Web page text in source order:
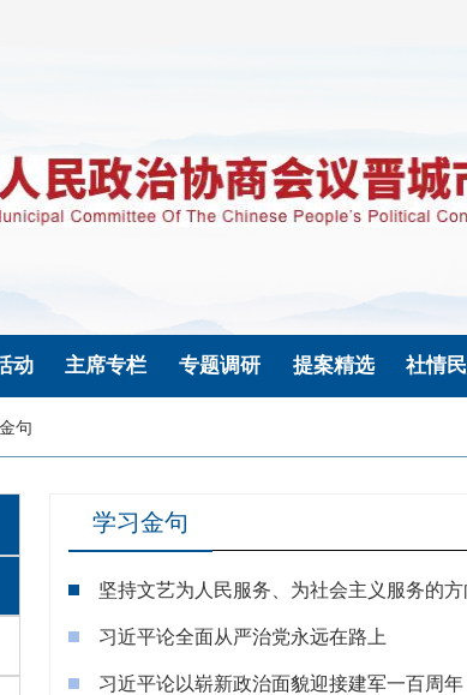
动 主席专栏 专题调研 提案精选 社情
句
学习金句
坚持文艺为人民服务、为社会主义服务的方
习近平论全面从严治党永远在路上
习近平论以崭新政治面貌迎接建军一百周年